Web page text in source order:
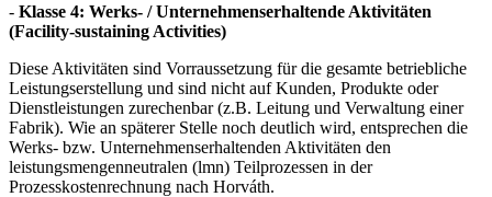
- Klasse 4: Werks- / Unternehmenserhaltende Aktivitäten
(Facility-sustaining Activities)
Diese Aktivitäten sind Vorraussetzung für die gesamte betriebliche
Leistungs­erstellung und sind nicht auf Kunden, Produkte oder
Dienstleistungen zurechenbar (z.B. Leitung und Verwaltung einer
Fabrik). Wie an späterer Stelle noch deutlich wird, entsprechen die
Werks- bzw. Unternehmenserhaltenden Aktivitäten den
leistungsmengenneutralen (lmn) Teilprozessen in der
Prozesskostenrechnung nach Horváth.